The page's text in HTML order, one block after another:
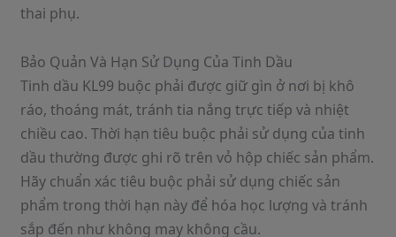
thai phụ.
Bảo Quản Và Hạn Sử Dụng Của Tinh Dầu
Tinh dầu KL99 buộc phải được giữ gìn ở nơi bị khô
ráo, thoáng mát, tránh tia nắng trực tiếp và nhiệt
chiều cao. Thời hạn tiêu buộc phải sử dụng của tinh
dầu thường được ghi rõ trên vỏ hộp chiếc sản phẩm.
Hãy chuẩn xác tiêu buộc phải sử dụng chiếc sản
phẩm trong thời hạn này để hóa học lượng và tránh
sắp đến như không may không cầu.